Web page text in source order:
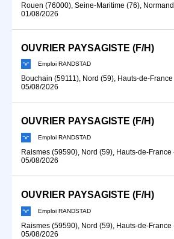
Rouen (76000), Seine-Maritime (76),
01/08/2026
OUVRIER PAYSAGISTE (F/H)
Emploi RANDSTAD
Bouchain (59111), Nord (59), Hauts-de-France
05/08/2026
OUVRIER PAYSAGISTE (F/H)
Emploi RANDSTAD
Raismes (59590), Nord (59), Hauts-de-France
05/08/2026
OUVRIER PAYSAGISTE (F/H)
Emploi RANDSTAD
Raismes (59590), Nord (59), Hauts-de-France
05/08/2026